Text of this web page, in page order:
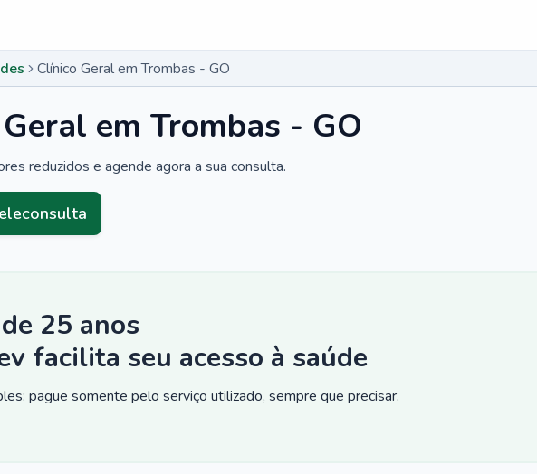
Clínico Geral em Trombas - GO
em Trombas - GO
reduzidos e agende agora a sua consulta.
25 anos
facilita seu acesso à saúde
pague somente pelo serviço utilizado, sempre que precisar.